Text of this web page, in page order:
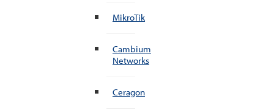
MikroTik
Cambium
Networks
Ceragon